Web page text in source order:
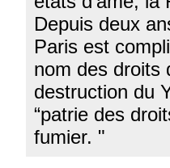
Depuis deux
Paris est
nom des droits
destruction du
“patrie des
fumier. "